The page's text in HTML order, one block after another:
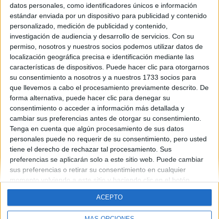
datos personales, como identificadores únicos e información
estándar enviada por un dispositivo para publicidad y contenido
personalizado, medición de publicidad y contenido,
investigación de audiencia y desarrollo de servicios. Con su
permiso, nosotros y nuestros socios podemos utilizar datos de
localización geográfica precisa e identificación mediante las
características de dispositivos. Puede hacer clic para otorgarnos
su consentimiento a nosotros y a nuestros 1733 socios para
que llevemos a cabo el procesamiento previamente descrito. De
forma alternativa, puede hacer clic para denegar su
consentimiento o acceder a información más detallada y
cambiar sus preferencias antes de otorgar su consentimiento.
Tenga en cuenta que algún procesamiento de sus datos
personales puede no requerir de su consentimiento, pero usted
tiene el derecho de rechazar tal procesamiento. Sus
preferencias se aplicarán solo a este sitio web. Puede cambiar
sus preferencias o retirar su consentimiento en cualquier
momento volviendo a este sitio y haciendo clic en el botón
"Privacidad" en la parte inferior de la página web.
ACEPTO
Contáctanos
Dirección: Diego de León 47, 28006 Madrid
Phone: +34 91 593 2767
Email: info@forofp.es
Información legal
Política de privacidad
Condiciones generales de contratación
Política de cookies
© Compás Mediterráneo SL. Todos los derechos reservados.